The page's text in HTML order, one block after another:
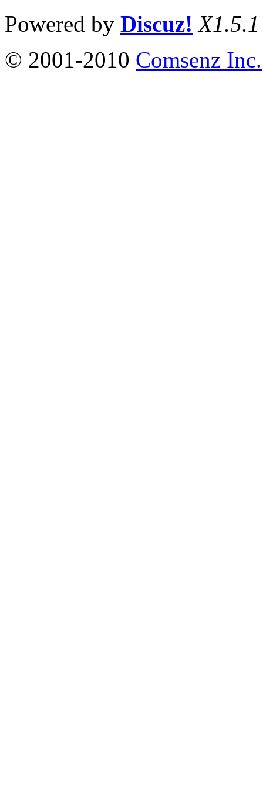
Powered by Discuz! X1.5.1
© 2001-2010 Comsenz Inc.